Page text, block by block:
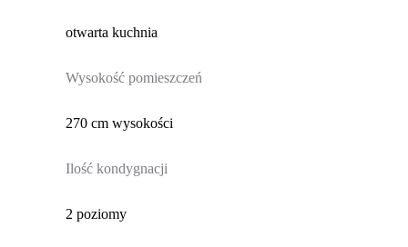
otwarta kuchnia
Wysokość pomieszczeń
270 cm wysokości
Ilość kondygnacji
2 poziomy